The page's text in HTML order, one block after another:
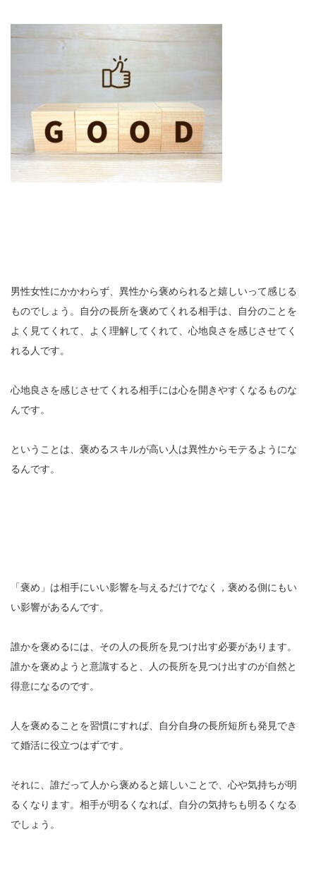
男性女性にかかわらず、異性から褒められると嬉しいって感じる
ものでしょう。自分の長所を褒めてくれる相手は、自分のことを
よく見てくれて、よく理解してくれて、心地良さを感じさせてく
れる人です。
心地良さを感じさせてくれる相手には心を開きやすくなるものな
んです。
ということは、褒めるスキルが高い人は異性からモテるようにな
るんです。
「褒め」は相手にいい影響を与えるだけでなく，褒める側にもい
い影響があるんです。
誰かを褒めるには、その人の長所を見つけ出す必要があります。
誰かを褒めようと意識すると、人の長所を見つけ出すのが自然と
得意になるのです。
人を褒めることを習慣にすれば、自分自身の長所短所も発見でき
て婚活に役立つはずです。
それに、誰だって人から褒めると嬉しいことで、心や気持ちが明
るくなります。相手が明るくなれば、自分の気持ちも明るくなる
でしょう。